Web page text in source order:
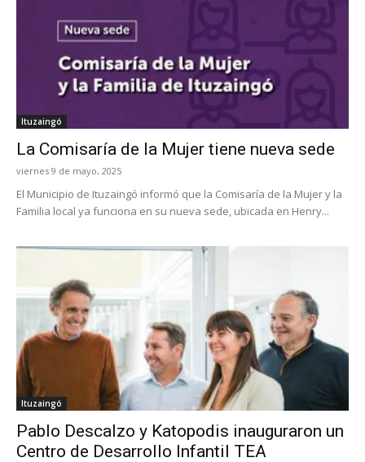
Ituzaingó
La Comisaría de la Mujer tiene nueva sede
viernes 9 de mayo, 2025
El Municipio de Ituzaingó informó que la Comisaría de la Mujer y la
Familia local ya funciona en su nueva sede, ubicada en Henry...
Ituzaingó
Pablo Descalzo y Katopodis inauguraron un
Centro de Desarrollo Infantil TEA